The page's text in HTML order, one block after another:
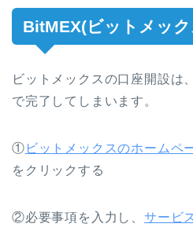
BitMEX(ビットメッ
ビットメックスの口座開設は
で完了してしまいます。
① ビットメックスのホームペ
をクリックする
②必要事項を入力し、 サービ